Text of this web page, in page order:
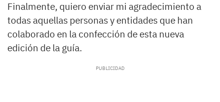
Finalmente, quiero enviar mi agradecimiento a
todas aquellas personas y entidades que han
colaborado en la confección de esta nueva
edición de la guía.